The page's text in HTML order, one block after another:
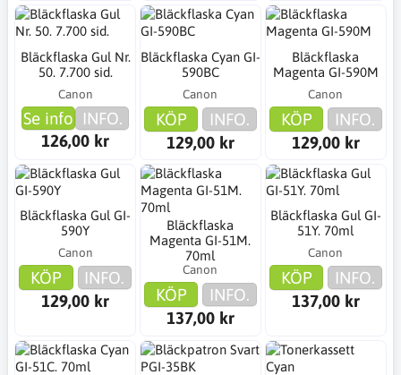
Bläckflaska Gul Nr.
50. 7.700 sid.
Canon
Se info INFO.
126,00 kr
Bläckflaska Cyan GI-
590BC
Canon
KÖP
INFO.
129,00 kr
Bläckflaska
Magenta GI-590M
Canon
KÖP
INFO.
129,00 kr
Bläckflaska Gul GI-
590Y
Canon
KÖP
INFO.
129,00 kr
Bläckflaska
Magenta GI-51M.
70ml
Canon
KÖP
INFO.
137,00 kr
Bläckflaska Gul GI-
51Y. 70ml
Canon
KÖP
INFO.
137,00 kr